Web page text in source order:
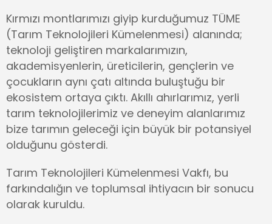
Kırmızı montlarımızı giyip kurduğumuz TÜME
(Tarım Teknolojileri Kümelenmesi) alanında;
teknoloji geliştiren markalarımızın,
akademisyenlerin, üreticilerin, gençlerin ve
çocukların aynı çatı altında buluştuğu bir
ekosistem ortaya çıktı. Akıllı ahırlarımız, yerli
tarım teknolojilerimiz ve deneyim alanlarımız
bize tarımın geleceği için büyük bir potansiyel
olduğunu gösterdi.
Tarım Teknolojileri Kümelenmesi Vakfı, bu
farkındalığın ve toplumsal ihtiyacın bir sonucu
olarak kuruldu.